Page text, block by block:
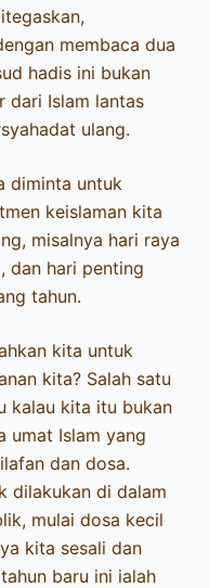
membaca dua
hadis ini bukan
dari Islam lantas
ulang.
diminta untuk
keislaman kita
misalnya hari raya
dan hari penting
tahun.
kita untuk
kita? Salah satu
kalau kita itu bukan
umat Islam yang
dan dosa.
dilakukan di dalam
mulai dosa kecil
kita sesali dan
baru ini ialah